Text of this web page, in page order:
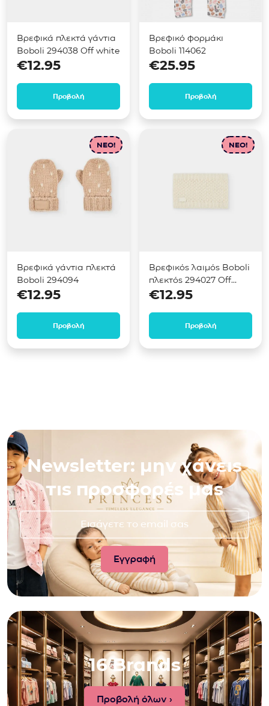
Βρεφικά πλεκτά γάντια
Boboli 294038 Off white
€12.95
Προβολή
Βρεφικό φορμάκι
Boboli 114062
€25.95
Προβολή
NEO!
Βρεφικά γάντια πλεκτά
Boboli 294094
€12.95
Προβολή
NEO!
Βρεφικός λαιμός Boboli
πλεκτός 294027 Off
white
€12.95
Προβολή
Newsletter: μην χάνεις
τις προσφορές μας
16 Brands
Προβολή όλων ›